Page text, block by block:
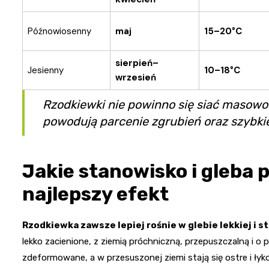
Późnowiosenny maj 15–20°C
Jesienny
sierpień–
wrzesień
10–18°C
Rzodkiewki nie powinno się siać
powodują parcenie zgrubień oraz
Jakie stanowisko i gleba
najlepszy efekt
Rzodkiewka zawsze lepiej rośnie w glebie lekkiej i
lekko zacienione, z ziemią próchniczną, przepuszczalną i o
zdeformowane, a w przesuszonej ziemi stają się ostre i